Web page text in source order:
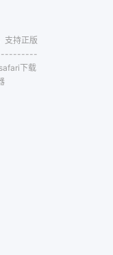
支持正版
下载